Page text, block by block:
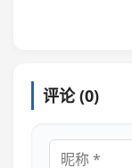
评论 (0)
昵称